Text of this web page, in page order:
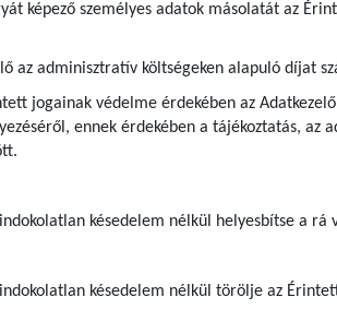
képező személyes adatok másolatát az
az adminisztratív költségeken alapuló díjat
jogainak védelme érdekében az
ennek érdekében a tájékoztatás,
késedelem nélkül helyesbítse a rá
késedelem nélkül törölje az